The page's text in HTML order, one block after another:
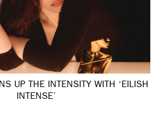
UP THE INTENSITY WITH ‘EILISH
INTENSE’